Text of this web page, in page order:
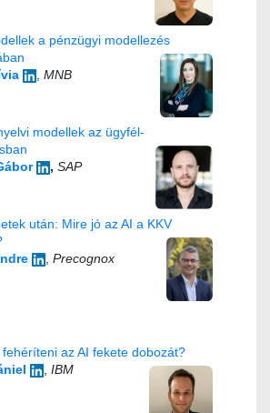
a pénzügyi modellezés
MNB
modellek az ügyfél-
, SAP
után: Mire jó az AI a KKV
Precognox
fehéríteni az AI fekete dobozát?
IBM